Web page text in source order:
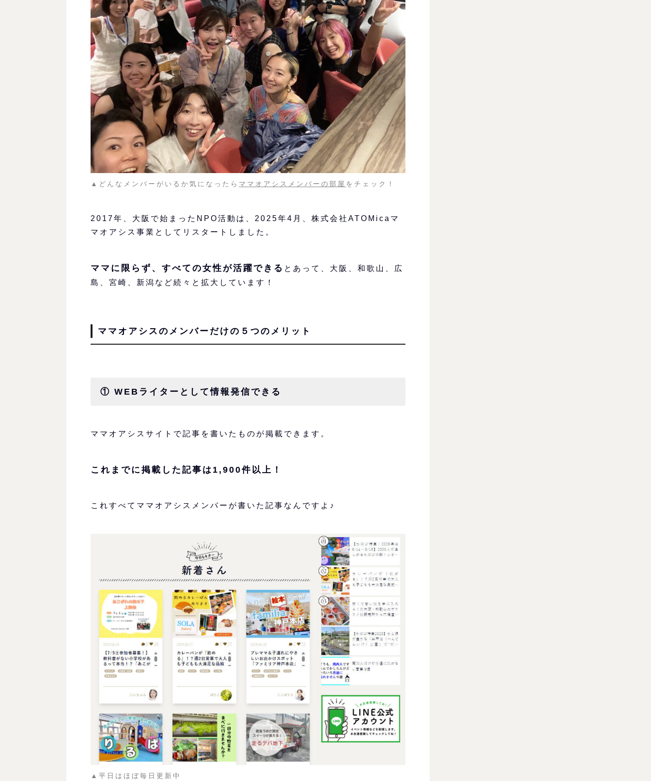
▲どんなメンバーがいるか気になったら ママオアシスメンバーの部屋 をチェック！
2017年、大阪で始まったNPO活動は、2025年4月、株式会社ATOMicaマ
マオアシス事業としてリスタートしました。
ママに限らず、すべての女性が活躍できる とあって、大阪、和歌山、広
島、宮崎、新潟など続々と拡大しています！
ママオアシスのメンバーだけの５つのメリット
① WEBライターとして情報発信できる
ママオアシスサイトで記事を書いたものが掲載できます。
これまでに掲載した記事は1,900件以上！
これすべてママオアシスメンバーが書いた記事なんですよ♪
▲平日はほぼ毎日更新中